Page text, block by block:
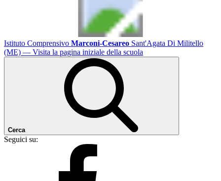
Istituto Comprensivo Marconi-Cesareo Sant'Agata Di Militello
(ME) — Visita la pagina iniziale della scuola
Cerca
Seguici su: